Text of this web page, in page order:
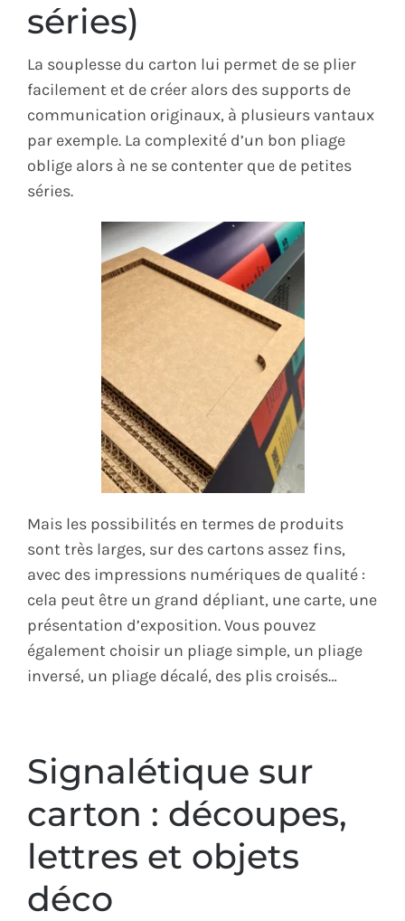
séries)
La souplesse du carton lui permet de se plier
facilement et de créer alors des supports de
communication originaux, à plusieurs vantaux
par exemple. La complexité d’un bon pliage
oblige alors à ne se contenter que de petites
séries.
Mais les possibilités en termes de produits
sont très larges, sur des cartons assez fins,
avec des impressions numériques de qualité :
cela peut être un grand dépliant, une carte, une
présentation d’exposition. Vous pouvez
également choisir un pliage simple, un pliage
inversé, un pliage décalé, des plis croisés…
Signalétique sur
carton : découpes,
lettres et objets
déco